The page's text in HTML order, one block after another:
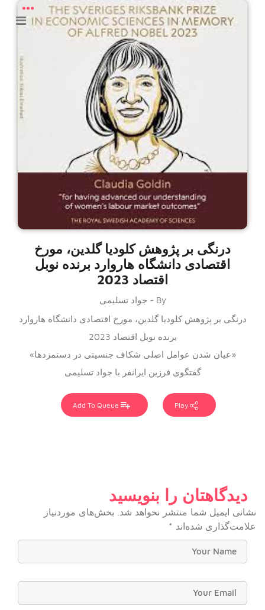
درنگی بر پژوهش کلودیا گلدین، مورخ
اقتصادی دانشگاه هاروارد برنده نوبل
اقتصاد 2023
By - جواد تسلیمی
درنگی بر پژوهش کلودیا گلدین، مورخ اقتصادی دانشگاه هاروارد
برنده نوبل اقتصاد 2023
«عیان شدن عوامل اصلی شکاف جنسیتی در دستمزدها»
گفتگوی فرزین ایرانفر با جواد تسلیمی
دیدگاهتان را بنویسید
نشانی ایمیل شما منتشر نخواهد شد.
بخش‌های موردنیاز
علامت‌گذاری شده‌اند *